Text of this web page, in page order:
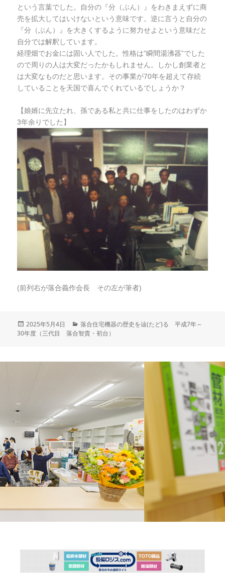
という言葉でした。自分の『分（ぶん）』をわきまえずに商
売を拡大してはいけないという意味です。逆に言うと自分の
『分（ぶん）』を大きくするように努力せよという意味だと
自分では解釈しています。
経理畑でお金には固い人でした。性格は”瞬間湯沸器”でした
ので周りの人は大変だったかもしれません。しかし創業者と
は大変なものだと思います。その事業が70年を超えて存続
していることを天国で喜んでくれているでしょうか？
【娘婿に先立たれ、孫である私と共に仕事をしたのはわずか
3年余りでした】
(前列右が落合義作会長 その左が筆者)
投
稿
2025年5月4日
カ
テ
ー
落合住宅機器の歴史を辿(たど)る 平成7年～
30年度（三代目 落合智貴・初台）